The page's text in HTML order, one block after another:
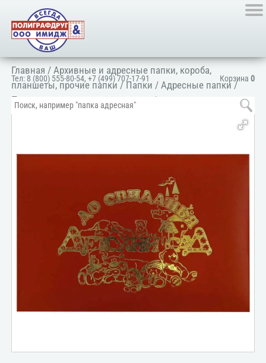
Корзина 0
Тел: 8 (800) 555-80-54,+7 (499) 707-17-91
Главная /Архивные и адресные папки, короба,
планшеты, прочие папки/Папки /Адресные папки/
Папка для школ и детских садов
/